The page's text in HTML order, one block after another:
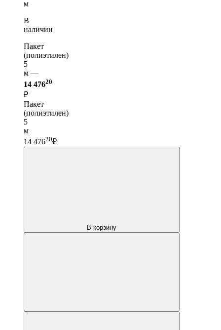
м
В
наличии
Пакет
(полиэтилен)
5
м —
14 47620
₽
Пакет
(полиэтилен)
5
м
14 47620₽
В корзину